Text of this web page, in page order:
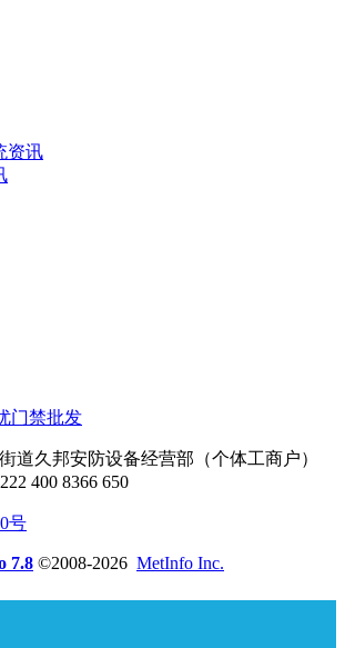
资讯
门禁批发
道久邦安防设备经营部（个体工商户）
400 8366 650
号
7.8 ©2008-2026 MetInfo Inc.